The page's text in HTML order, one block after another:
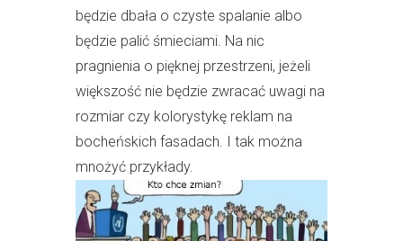
będzie dbała o czyste spalanie albo
będzie palić śmieciami. Na nic
pragnienia o pięknej przestrzeni, jeżeli
większość nie będzie zwracać uwagi na
rozmiar czy kolorystykę reklam na
bocheńskich fasadach. I tak można
mnożyć przykłady.